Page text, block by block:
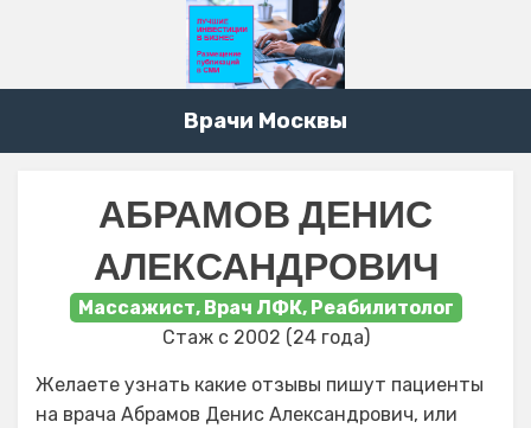
Врачи Москвы
АБРАМОВ ДЕНИС
АЛЕКСАНДРОВИЧ
Массажист, Врач ЛФК, Реабилитолог
Стаж с 2002 (24 года)
Желаете узнать какие отзывы пишут пациенты
на врача Абрамов Денис Александрович, или